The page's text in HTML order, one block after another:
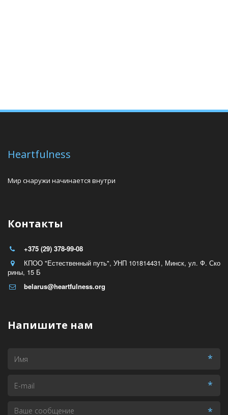
Heartfulness
Мир снаружи начинается внутри
Контакты
+375 (29) 378-99-08
КПОО "Естественный путь", УНП 101814431, Минск, ул. Ф. Ско
рины, 15 Б
belarus@heartfulness.org
Напишите нам
*
*
*